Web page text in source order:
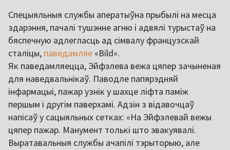
Спецыяльныя службы аператыўна прыбылі на месца
здарэння, пачалі тушэнне агню і адвялі турыстаў на
бяспечную адлегласць ад сімвалу французскай
сталіцы, паведамляе «Bild».
Як паведамляецца, Эйфэлева вежа цяпер зачыненая
для наведвальнікаў. Паводле папярэдняй
інфармацыі, пажар узнік у шахце ліфта паміж
першым і другім паверхамі. Адзін з відавочцаў
напісаў у сацыяльных сетках: «На Эйфэлевай вежы
цяпер пажар. Манумент толькі што эвакуявалі.
Выратавальныя службы ачапілі тэрыторыю, але